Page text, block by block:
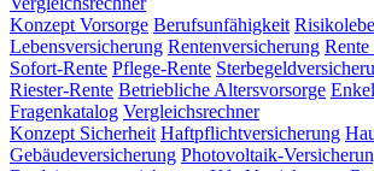
Konzept Vorsorge Berufsunfähigkeit
Lebensversicherung Rentenversicherung Rente
Sofort-Rente Pflege-Rente
Riester-Rente Betriebliche Altersvorsorge
Fragenkatalog Vergleichsrechner
Konzept Sicherheit Haftpflichtversicherung
Gebäudeversicherung Photovoltaik-